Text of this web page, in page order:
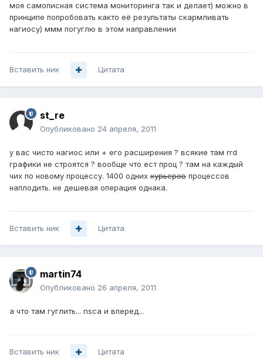
моя самописная система мониторинга так и делает) можно в
принципе попробовать както её результаты скармливать
нагиосу) ммм погуглю в этом направлении
Вставить ник Цитата
st_re
Опубликовано 24 апреля, 2011
у вас чисто нагиос или + его расширения ? всякие там rrd
графики не строятся ? вообще что ест проц ? там на каждый
чих по новому процессу. 1400 одних курьеров процессов
наплодить. не дешевая операция однака.
Вставить ник Цитата
martin74
Опубликовано 26 апреля, 2011
а что там гуглить... nsca и вперед...
Вставить ник Цитата